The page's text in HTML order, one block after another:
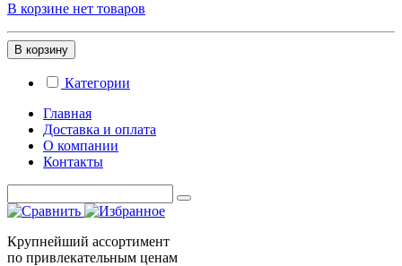
В корзине нет товаров
В корзину
Категории
Главная
Доставка и оплата
О компании
Контакты
Крупнейший ассортимент
по привлекательным ценам